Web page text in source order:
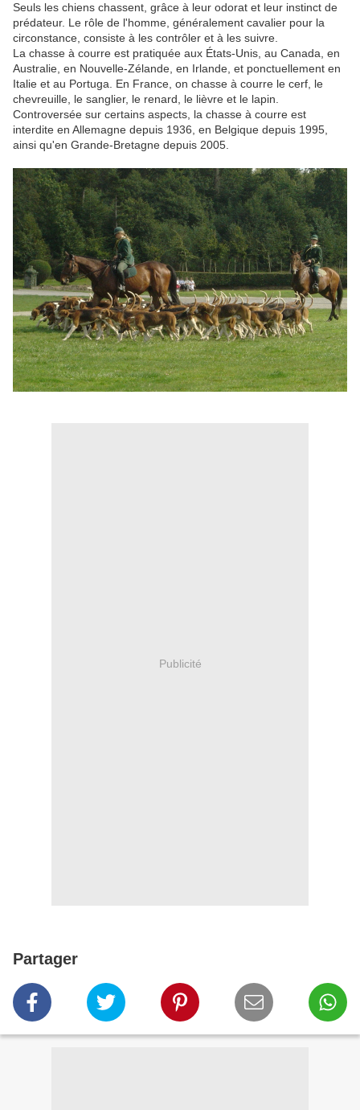
Seuls les chiens chassent, grâce à leur odorat et leur instinct de
prédateur. Le rôle de l'homme, généralement cavalier pour la
circonstance, consiste à les contrôler et à les suivre.
La chasse à courre est pratiquée aux États-Unis, au Canada, en
Australie, en Nouvelle-Zélande, en Irlande, et ponctuellement en
Italie et au Portuga. En France, on chasse à courre le cerf, le
chevreuille, le sanglier, le renard, le lièvre et le lapin.
Controversée sur certains aspects, la chasse à courre est
interdite en Allemagne depuis 1936, en Belgique depuis 1995,
ainsi qu'en Grande-Bretagne depuis 2005.
Publicité
Partager